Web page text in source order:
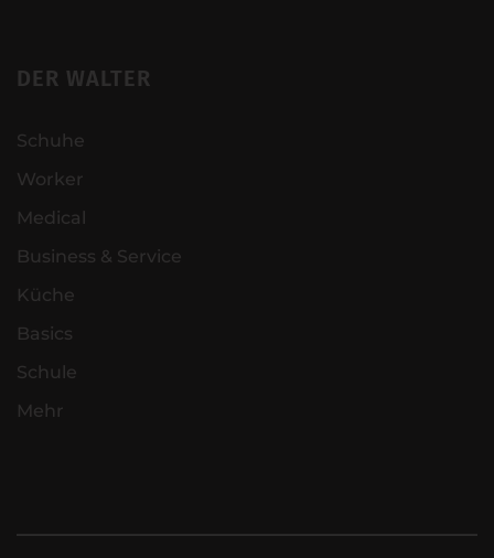
DER WALTER
Schuhe
Worker
Medical
Business & Service
Küche
Basics
Schule
Mehr